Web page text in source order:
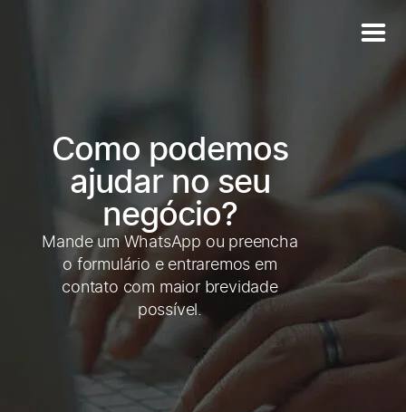
Como podemos
ajudar no seu
negócio?
Mande um WhatsApp ou preencha
o formulário e entraremos em
contato com maior brevidade
possível.